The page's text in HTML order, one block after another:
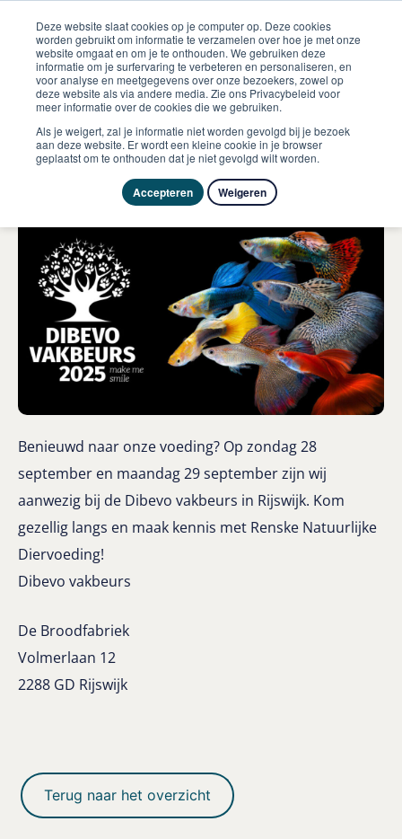
Deze website slaat cookies op je computer op. Deze cookies
worden gebruikt om informatie te verzamelen over hoe je met onze
website omgaat en om je te onthouden. We gebruiken deze
informatie om je surfervaring te verbeteren en personaliseren, en
voor analyse en meetgegevens over onze bezoekers, zowel op
deze website als via andere media. Zie ons Privacybeleid voor
meer informatie over de cookies die we gebruiken.
Als je weigert, zal je informatie niet worden gevolgd bij je bezoek
aan deze website. Er wordt een kleine cookie in je browser
geplaatst om te onthouden dat je niet gevolgd wilt worden.
Accepteren Weigeren
Evenementen Dibevo Vakbeurs
28 september 2025
Dibevo Vakbeurs
Benieuwd naar onze voeding? Op zondag 28
september en maandag 29 september zijn wij
aanwezig bij de Dibevo vakbeurs in Rijswijk. Kom
gezellig langs en maak kennis met Renske Natuurlijke
Diervoeding!
Dibevo vakbeurs
De Broodfabriek
Volmerlaan 12
2288 GD Rijswijk
Terug naar het overzicht